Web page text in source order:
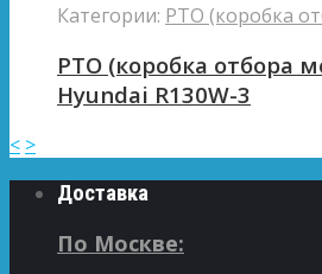
Категории: PTO (коробка
PTO (коробка отбора
Hyundai R130W-3
< >
Доставка
По Москве: